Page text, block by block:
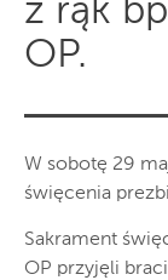
z rąk
OP.
W sobotę 29
święcenia
Sakrament
OP przyjęli